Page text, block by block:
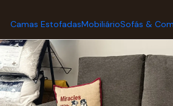
Camas EstofadasMobiliárioSofás &